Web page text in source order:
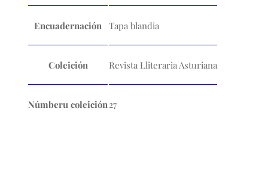
Encuadernación Tapa blandia
Coleición Revista Lliteraria Asturiana
Númberu coleición27